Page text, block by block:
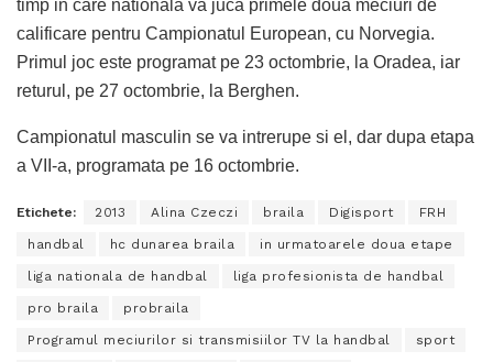
timp in care nationala va juca primele doua meciuri de
calificare pentru Campionatul European, cu Norvegia.
Primul joc este programat pe 23 octombrie, la Oradea, iar
returul, pe 27 octombrie, la Berghen.
Campionatul masculin se va intrerupe si el, dar dupa etapa
a VII-a, programata pe 16 octombrie.
Etichete: 2013 Alina Czeczi braila Digisport FRH
handbal hc dunarea braila in urmatoarele doua etape
liga nationala de handbal liga profesionista de handbal
pro braila probraila
Programul meciurilor si transmisiilor TV la handbal sport